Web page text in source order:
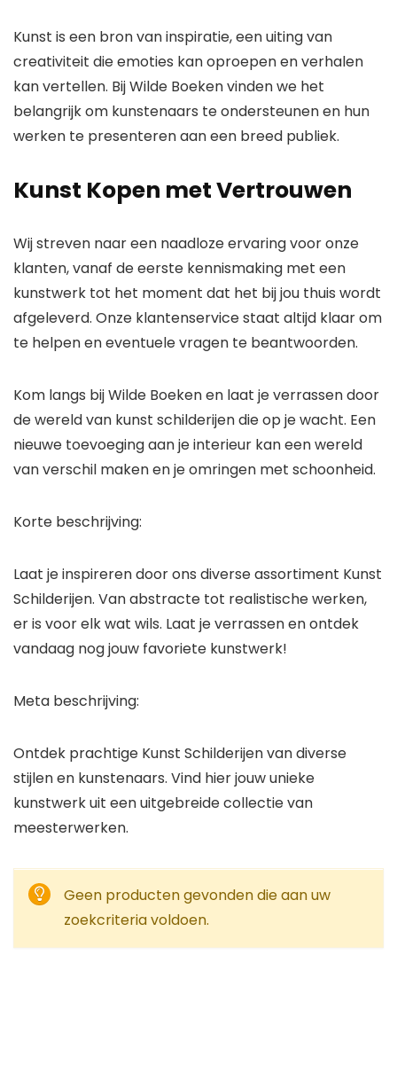
Kunst is een bron van inspiratie, een uiting van
creativiteit die emoties kan oproepen en verhalen
kan vertellen. Bij Wilde Boeken vinden we het
belangrijk om kunstenaars te ondersteunen en hun
werken te presenteren aan een breed publiek.
Kunst Kopen met Vertrouwen
Wij streven naar een naadloze ervaring voor onze
klanten, vanaf de eerste kennismaking met een
kunstwerk tot het moment dat het bij jou thuis wordt
afgeleverd. Onze klantenservice staat altijd klaar om
te helpen en eventuele vragen te beantwoorden.
Kom langs bij Wilde Boeken en laat je verrassen door
de wereld van kunst schilderijen die op je wacht. Een
nieuwe toevoeging aan je interieur kan een wereld
van verschil maken en je omringen met schoonheid.
Korte beschrijving:
Laat je inspireren door ons diverse assortiment Kunst
Schilderijen. Van abstracte tot realistische werken,
er is voor elk wat wils. Laat je verrassen en ontdek
vandaag nog jouw favoriete kunstwerk!
Meta beschrijving:
Ontdek prachtige Kunst Schilderijen van diverse
stijlen en kunstenaars. Vind hier jouw unieke
kunstwerk uit een uitgebreide collectie van
meesterwerken.
Geen producten gevonden die aan uw
zoekcriteria voldoen.